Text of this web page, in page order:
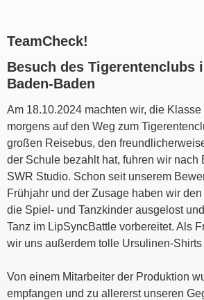
TeamCheck!
Besuch des Tigerentenclubs
Baden-Baden
Am 18.10.2024 machten wir, die
morgens auf den Weg zum
großen Reisebus, den
der Schule bezahlt hat, fuhren wir nach
SWR Studio. Schon seit unserem
Frühjahr und der Zusage haben wir
die Spiel- und Tanzkinder ausgelost
Tanz im LipSyncBattle vorbereitet. Als
wir uns außerdem tolle Ursulinen-
Von einem Mitarbeiter der Produktion
empfangen und zu allererst unseren